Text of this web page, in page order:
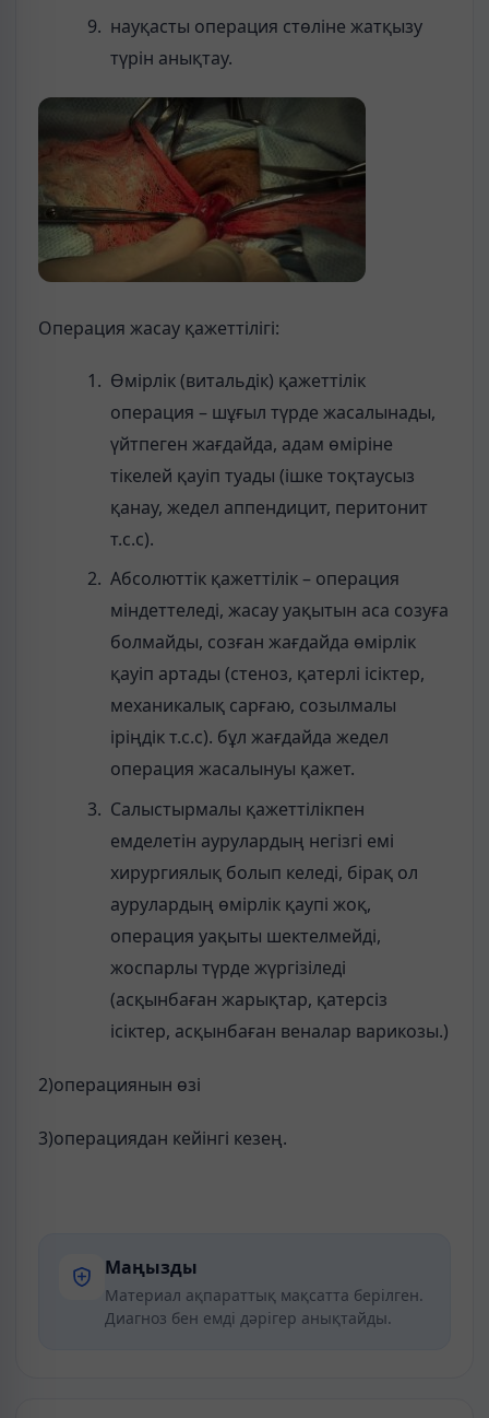
науқасты операция стөліне жатқызу
түрін анықтау.
Операция жасау қажеттілігі:
Өмірлік (витальдік) қажеттілік
операция – шұғыл түрде жасалынады,
үйтпеген жағдайда, адам өміріне
тікелей қауіп туады (ішке тоқтаусыз
қанау, жедел аппендицит, перитонит
т.с.с).
Абсолюттік қажеттілік – операция
міндеттеледі, жасау уақытын аса созуға
болмайды, созған жағдайда өмірлік
қауіп артады (стеноз, қатерлі ісіктер,
механикалық сарғаю, созылмалы
іріңдік т.с.с). бұл жағдайда жедел
операция жасалынуы қажет.
Салыстырмалы қажеттілікпен
емделетін аурулардың негізгі емі
хирургиялық болып келеді, бірақ ол
аурулардың өмірлік қаупі жоқ,
операция уақыты шектелмейді,
жоспарлы түрде жүргізіледі
(асқынбаған жарықтар, қатерсіз
ісіктер, асқынбаған веналар варикозы.)
2)операциянын өзі
3)операциядан кейінгі кезең.
Маңызды
Материал ақпараттық мақсатта берілген.
Диагноз бен емді дәрігер анықтайды.